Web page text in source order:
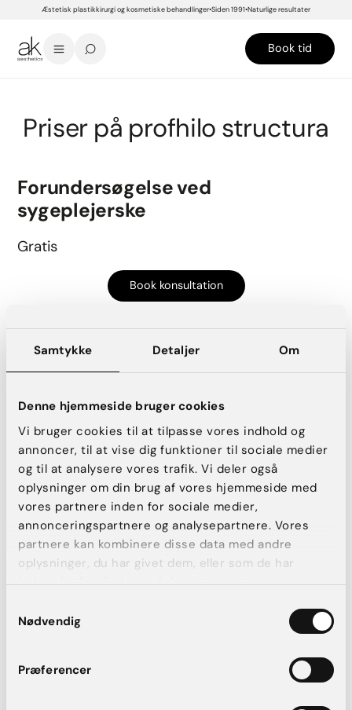
Samtykke Detaljer Om
Denne hjemmeside bruger cookies
Vi bruger cookies til at tilpasse vores indhold og
annoncer, til at vise dig funktioner til sociale medier
og til at analysere vores trafik. Vi deler også
oplysninger om din brug af vores hjemmeside med
vores partnere inden for sociale medier,
annonceringspartnere og analysepartnere. Vores
partnere kan kombinere disse data med andre
oplysninger, du har givet dem, eller som de har
indsamlet fra din brug af deres tjenester.
Nødvendig
Præferencer
Æstetisk plastikkirurgi og kosmetiske behandlinger Siden 1991 Naturlige resultater
Book tid
Priser på profhilo structura
Forundersøgelse ved
sygeplejerske
Gratis
Book konsultation
1 behandling med 2 ml.
3.500 kr.
Book konsultation
Kur med 2 behandlinger (i alt 4
ml.)
5.000 kr.